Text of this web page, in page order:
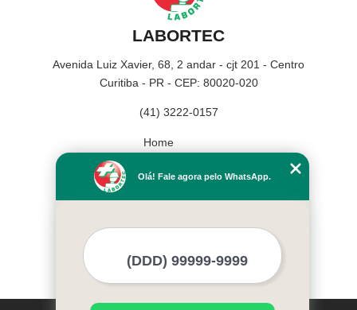
LABORTEC
Avenida Luiz Xavier, 68, 2 andar - cjt 201 - Centro
Curitiba - PR - CEP: 80020-020
(41) 3222-0157
Home
Missão
Olá! Fale agora pelo WhatsApp.